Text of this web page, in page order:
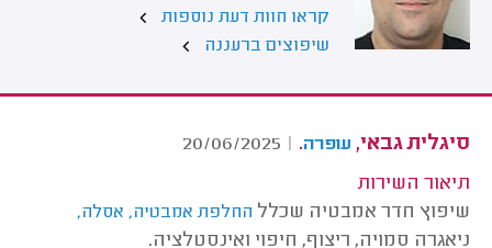
קראו חוות דעת נוספות
שיפוצים ברעננה
סיגלית גבאי, עופרה.
|
20/06/2025
תיאור השירות
שיפוץ חדר אמבטיה שכלל החלפת אמבטיה, אסלה,
ניאגרה סמויה, ריצוף, חיפוי ואינסטלציה.